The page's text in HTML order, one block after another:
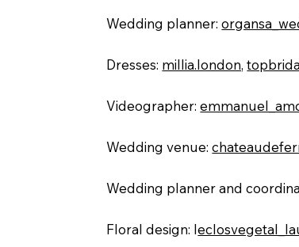
Wedding planner:
Dresses: millia.london,
Videographer:
Wedding venue:
Wedding planner and
Floral design: l